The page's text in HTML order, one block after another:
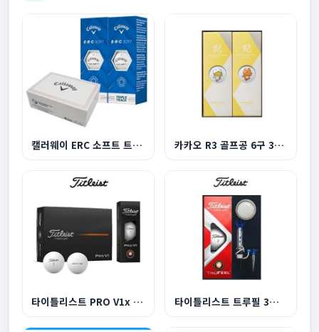
캘러웨이 ERC 소프트 트리플트랙 화이트 6구 카카오 R3 골프공 6구 3피스
타이틀리스트 PRO V1x 12구 골프공 타이틀리스트 트루필 3구 볼마커 자석티 클립